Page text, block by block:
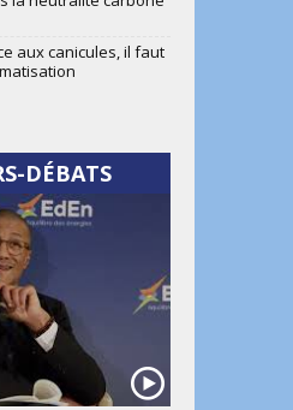
aux canicules, il faut
DÉBATS